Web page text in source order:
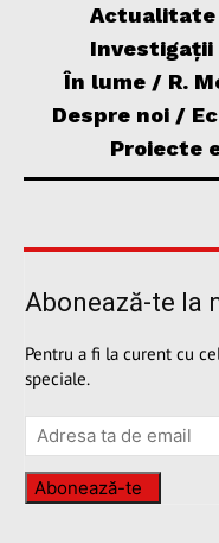
Actualitate
Investigații
În lume / R.
Despre noi /
Proiecte
Abonează-te la
Pentru a fi la curent cu
speciale.
Abonează-te